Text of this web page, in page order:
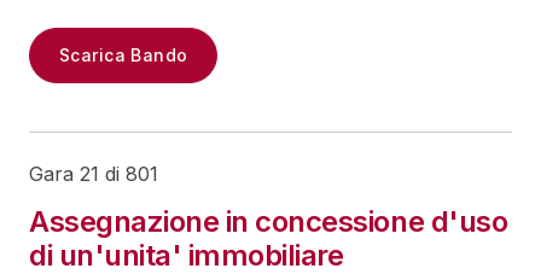
Scarica Bando
Gara 21 di 801
Assegnazione in concessione d'uso
di un'unita' immobiliare